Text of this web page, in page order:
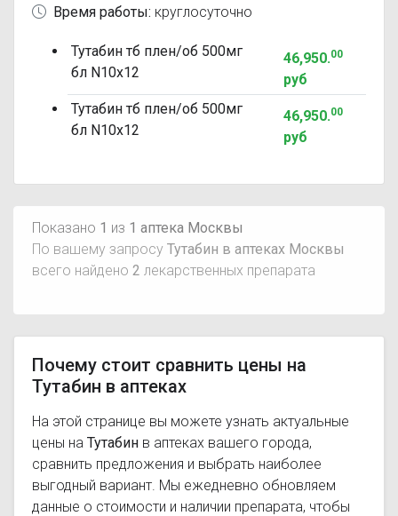
Время работы: круглосуточно
Тутабин тб плен/об 500мг
бл N10x12
46,950.00
руб
Тутабин тб плен/об 500мг
бл N10x12
46,950.00
руб
Показано 1 из 1 аптека Москвы
По вашему запросу Тутабин в аптеках Москвы
всего найдено 2 лекарственных препарата
Почему стоит сравнить цены на
Тутабин в аптеках
На этой странице вы можете узнать актуальные
цены на Тутабин в аптеках вашего города,
сравнить предложения и выбрать наиболее
выгодный вариант. Мы ежедневно обновляем
данные о стоимости и наличии препарата, чтобы